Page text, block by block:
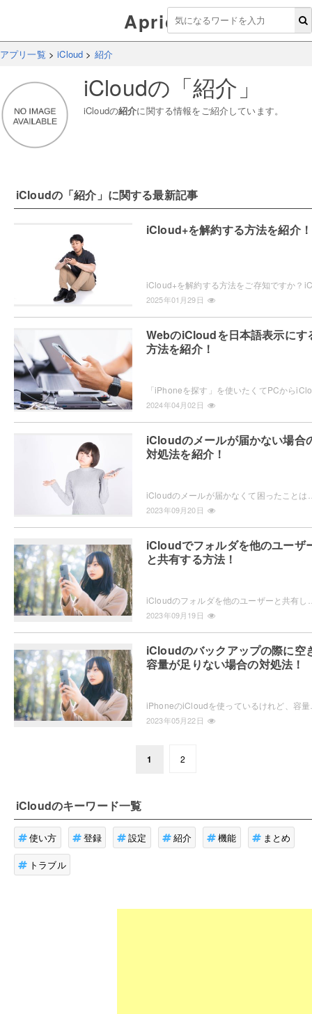
Aprico
アプリ一覧 >iCloud > 紹介
iCloudの「紹介 」
iCloudの紹介に関する情報をご紹介しています。
iCloudの「紹介 」に関する最新記事
iCloud+を解約する方法を紹介！
2025年01月29日
WebのiCloudを日本語表示にす
方法を紹介！
2024年04月02日
iCloudのメールが届かない場合
対処法を紹介！
2023年09月20日
iCloudでフォルダを他のユーザ
と共有する方法！
2023年09月19日
iCloudのバックアップの際に空
容量が足りない場合の対処法！
2023年05月22日
1 2
iCloudのキーワード一覧
使い方 登録 設定 紹介 機能 まとめ
トラブル